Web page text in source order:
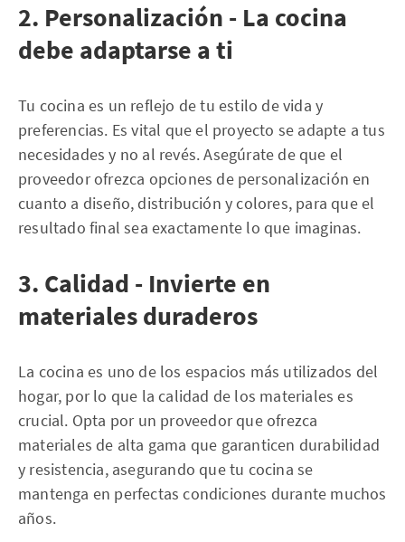
2. Personalización - La cocina
debe adaptarse a ti
Tu cocina es un reflejo de tu estilo de vida y
preferencias. Es vital que el proyecto se adapte a tus
necesidades y no al revés. Asegúrate de que el
proveedor ofrezca opciones de personalización en
cuanto a diseño, distribución y colores, para que el
resultado final sea exactamente lo que imaginas.
3. Calidad - Invierte en
materiales duraderos
La cocina es uno de los espacios más utilizados del
hogar, por lo que la calidad de los materiales es
crucial. Opta por un proveedor que ofrezca
materiales de alta gama que garanticen durabilidad
y resistencia, asegurando que tu cocina se
mantenga en perfectas condiciones durante muchos
años.